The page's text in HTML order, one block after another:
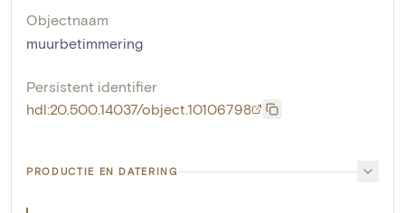
Objectnaam
muurbetimmering
Persistent identifier
hdl:20.500.14037/object.10106798
PRODUCTIE EN DATERING